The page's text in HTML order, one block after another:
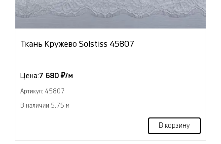
Ткань Кружево Solstiss 45807
Цена:7 680 ₽/м
Артикул: 45807
В наличии 5.75 м
В корзину